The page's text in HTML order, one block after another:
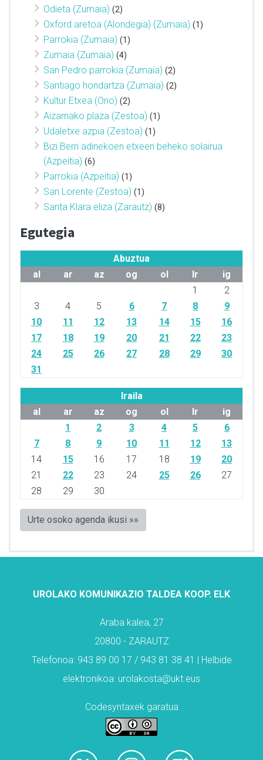
Odieta (Zumaia) (2)
Oxford aretoa (Alondegia) (Zumaia) (1)
Parrokia (Zumaia) (1)
Zumaia (Zumaia) (4)
San Pedro parrokia (Zumaia) (2)
Santiago hondartza (Zumaia) (2)
Kultur Etxea (Orio) (2)
Aizarnako plaza (Zestoa) (1)
Udaletxe azpia (Zestoa) (1)
Bizi Berri adinekoen etxeen beheko solairua
(Azpeitia) (6)
Parrokia (Azpeitia) (1)
San Lorente (Zestoa) (1)
Santa Klara eliza (Zarautz) (8)
Egutegia
Abuztua
al
ar az og ol lr
ig
1
2
3
4 5 6 7 8
9
10
11 12 13 14 15
16
17
18 19 20 21 22
23
24
25 26 27 28 29
30
31
Iraila
al
ar az og ol lr
ig
1
2 3 4 5
6
7
8 9 10 11 12
13
14
15 16 17 18 19
20
21
22 23 24 25 26
27
28
29 30
Urte osoko agenda ikusi »»
UROLAKO KOMUNIKAZIO TALDEA KOOP. ELK
Araba kalea, 27
20800 - ZARAUTZ
Telefonoa: 943 89 00 17 / 943 81 38 41 | Helbide
elektronikoa: urolakosta@ukt.eus
Codesyntaxek garatua